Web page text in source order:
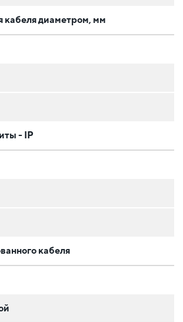
кабеля диаметром, мм
- IP
кабеля